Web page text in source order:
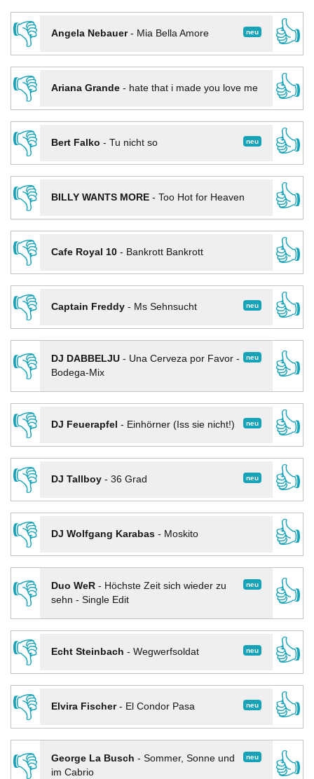
👎 neu
Angela Nebauer- Mia Bella Amore
👍
👎
Ariana Grande- hate that i made you love me
👍
👎
neu
Bert Falko - Tu nicht so
👍
👎
BILLY WANTS MORE- Too Hot for Heaven
👍
👎
Cafe Royal 10- Bankrott Bankrott
👍
👎
neu
Captain Freddy- Ms Sehnsucht
👍
👎
neu
DJ DABBELJU- Una Cerveza por Favor -
Bodega-Mix
👍
👎
neu
DJ Feuerapfel - Einhörner (Iss sie nicht!)
👍
👎
neu
DJ Tallboy- 36 Grad
👍
👎
DJ Wolfgang Karabas- Moskito
👍
👎
neu
Duo WeR- Höchste Zeit sich wieder zu
sehn - Single Edit
👍
👎
neu
Echt Steinbach - Wegwerfsoldat
👍
👎
neu
Elvira Fischer- El Condor Pasa
👍
👎
neu
George La Busch - Sommer, Sonne und
im Cabrio
👍